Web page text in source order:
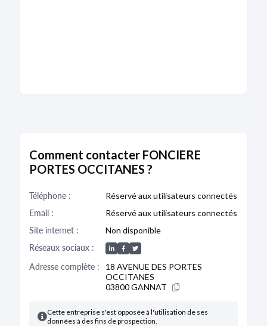
Comment contacter FONCIERE
PORTES OCCITANES ?
Téléphone :
Réservé aux utilisateurs connectés
Email :
Réservé aux utilisateurs connectés
Site internet :
Non disponible
Réseaux sociaux :
Adresse complète :
18 AVENUE DES PORTES
OCCITANES
03800 GANNAT
Cette entreprise s'est opposée à l'utilisation de ses
données à des fins de prospection.